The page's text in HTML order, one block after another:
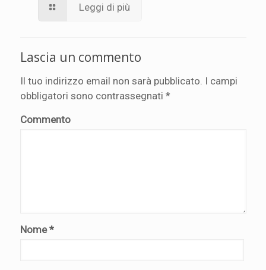
Leggi di più
Lascia un commento
Il tuo indirizzo email non sarà pubblicato. I campi
obbligatori sono contrassegnati *
Commento
Nome*